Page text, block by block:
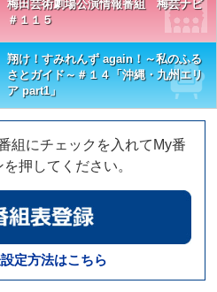
梅田芸術劇場公演情報番組 梅芸ナビ
＃１１５
翔け！すみれんず again！～私のふる
さとガイド～＃１４「沖縄・九州エリ
ア part1」
組にチェックを入れてMy番
押してください。
定方法はこちら